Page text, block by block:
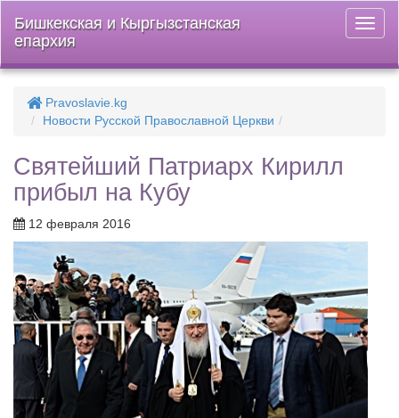
меню
Бишкекская и Кыргызстанская
епархия
Pravoslavie.kg
Новости Русской Православной Церкви
Святейший Патриарх Кирилл
прибыл на Кубу
12 февраля 2016